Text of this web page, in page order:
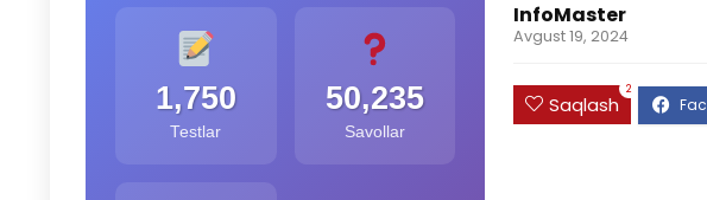
InfoMaster
Avgust 19, 2024
Saqlash
2
1,750
Testlar
50,235
Savollar